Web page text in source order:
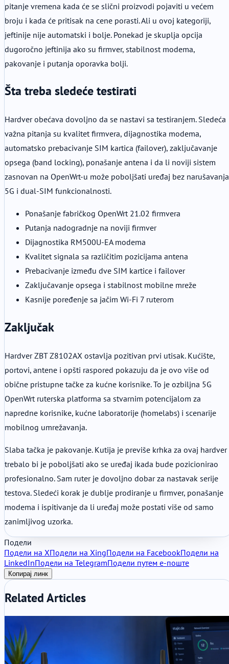
pitanje vremena kada će se slični proizvodi pojaviti u većem
broju i kada će pritisak na cene porasti. Ali u ovoj kategoriji,
jeftinije nije automatski i bolje. Ponekad je skuplja opcija
dugoročno jeftinija ako su firmver, stabilnost modema,
pakovanje i putanja oporavka bolji.
Šta treba sledeće testirati
Hardver obećava dovoljno da se nastavi sa testiranjem. Sledeća
važna pitanja su kvalitet firmvera, dijagnostika modema,
automatsko prebacivanje SIM kartica (failover), zaključavanje
opsega (band locking), ponašanje antena i da li noviji sistem
zasnovan na OpenWrt-u može poboljšati uređaj bez narušavanja
5G i dual-SIM funkcionalnosti.
Ponašanje fabričkog OpenWrt 21.02 firmvera
Putanja nadogradnje na noviji firmver
Dijagnostika RM500U-EA modema
Kvalitet signala sa različitim pozicijama antena
Prebacivanje između dve SIM kartice i failover
Zaključavanje opsega i stabilnost mobilne mreže
Kasnije poređenje sa jačim Wi-Fi 7 ruterom
Zaključak
Hardver ZBT Z8102AX ostavlja pozitivan prvi utisak. Kućište,
portovi, antene i opšti raspored pokazuju da je ovo više od
obične pristupne tačke za kućne korisnike. To je ozbiljna 5G
OpenWrt ruterska platforma sa stvarnim potencijalom za
napredne korisnike, kućne laboratorije (homelabs) i scenarije
mobilnog umrežavanja.
Slaba tačka je pakovanje. Kutija je previše krhka za ovaj hardver
trebalo bi je poboljšati ako se uređaj ikada bude pozicionirao
profesionalno. Sam ruter je dovoljno dobar za nastavak serije
testova. Sledeći korak je dublje prodiranje u firmver, ponašanje
modema i ispitivanje da li uređaj može postati više od samo
zanimljivog uzorka.
Подели
Подели на XПодели на XingПодели на FacebookПодели на
LinkedInПодели на TelegramПодели путем е-поште
Копирај линк
Related Articles